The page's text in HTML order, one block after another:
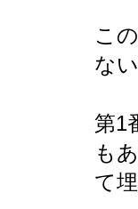
こ
な
第1
も
て